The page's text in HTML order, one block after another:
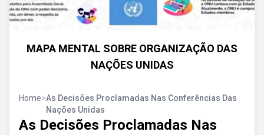
MAPA MENTAL SOBRE ORGANIZAÇÃO DAS
NAÇÕES UNIDAS
Home>As Decisões Proclamadas Nas Conferências Das
Nações Unidas
As Decisões Proclamadas Nas